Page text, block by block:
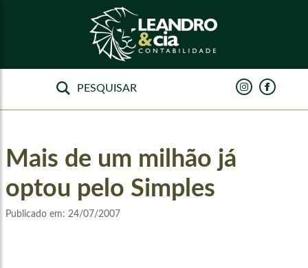
Mais de um milhão já
optou pelo Simples
Publicado em: 24/07/2007